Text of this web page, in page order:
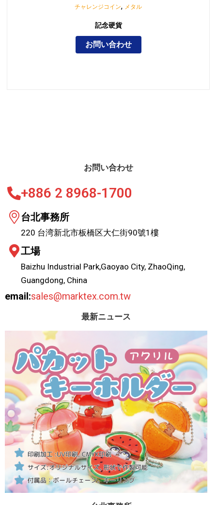
チャレンジコイン, メタル
記念硬貨
お問い合わせ
お問い合わせ
+886 2 8968-1700
台北事務所
220 台湾新北市板橋区大仁街90號1樓
工場
Baizhu Industrial Park,Gaoyao City, ZhaoQing,
Guangdong, China
email:sales@marktex.com.tw
最新ニュース